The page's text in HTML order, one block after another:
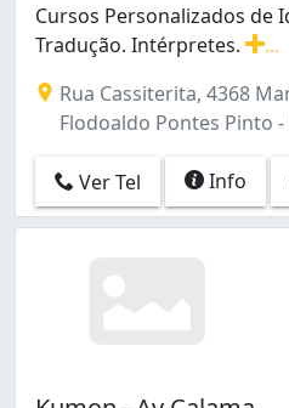
Cursos Personalizados de
Tradução. Intérpretes.
Rua Cassiterita, 4368
Flodoaldo Pontes Pinto
Ver Tel Info